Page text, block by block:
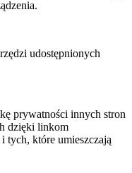
udostępnionych
prywatności innych stron
dzięki linkom
tych, które umieszczają